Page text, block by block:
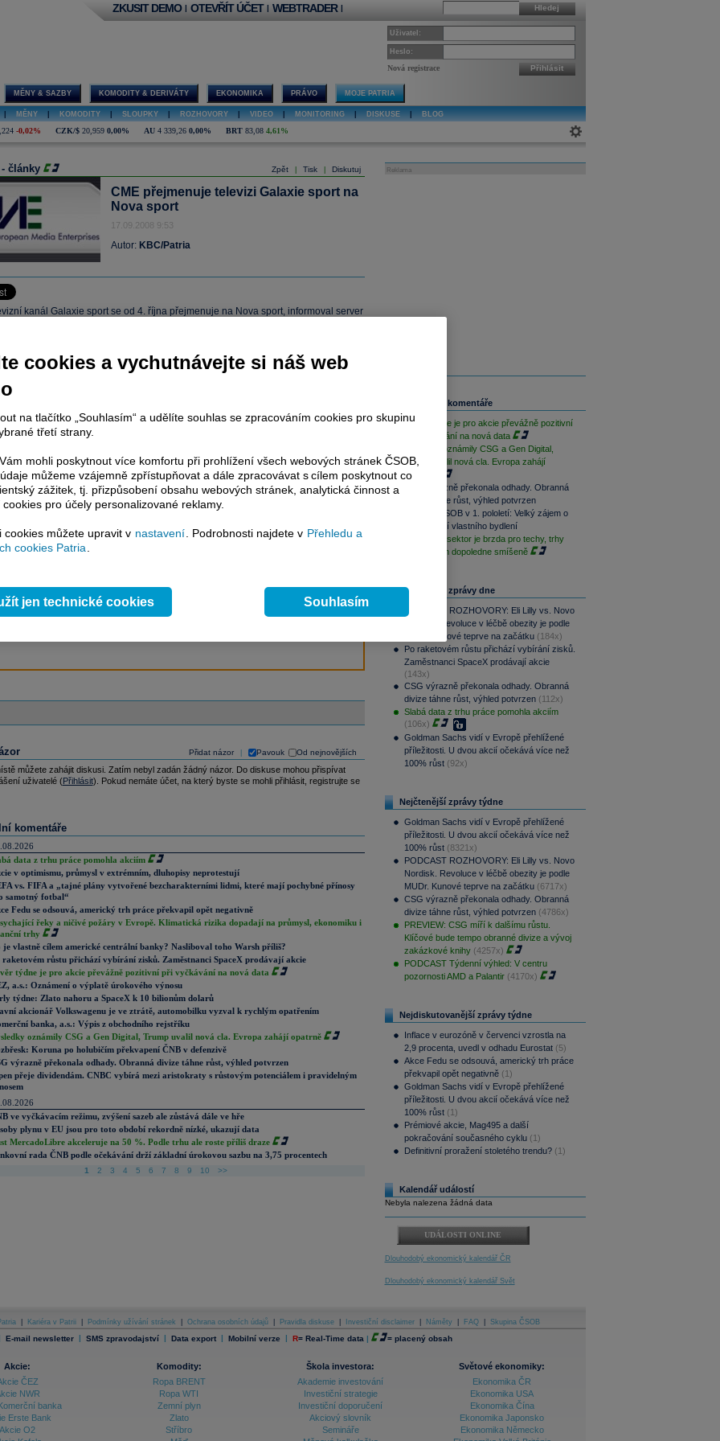
Hledej
ZKUSIT DEMO | OTEVŘÍT ÚČET | WEBTRADER |
Uživatel:
Heslo:
Nová registrace Přihlásit
MĚNY & SAZBY KOMODITY & DERIVÁTY EKONOMIKA PRÁVO MOJE PATRIA
MĚNY KOMODITY SLOUPKY ROZHOVORY VIDEO MONITORING DISKUSE BLOG
-0,02% CZK/$ 20,959 0,00% AU 4 339,26 0,00% BRT 83,08 4,61%
Zpět Tisk Diskutuj
- články
CME přejmenuje televizi Galaxie sport na
Nova sport
17.09.2008 9:53
Autor: KBC/Patria
kanál Galaxie sport se od 4. října přejmenuje na Nova sport, informoval server
Pluspřípadně uživatelům platformy Patria Direct. Pokud jste klientem
služeb, potom je nutné se
placeného informačního servisu získáte
kekompletnímu zpravodajství
bez jakýchkoliv omezení. Veškeré
komentáře a horké zprávy jsou
terminálovou metodou (bez nutnosti obnovovat stránku) bez
a v plné verzi.
mailovézpravodajství,dataz finančních trhů v reálném čase, kompletní
servis, rozsáhlédatabáze
prognózy
avaluace, ekonomickéfundamenty kalkulátory...více
Přidat názor Pavouk Od nejnovějších
můžete zahájit diskusi. Zatím nebyl zadán žádný názor. Do diskuse mohou přispívat
uživatelé (Přihlásit). Pokud nemáte účet, na který byste se mohli přihlásit, registrujte se
komentáře
data z trhu práce pomohla akciím
v optimismu, průmysl v extrémním, dluhopisy neprotestují
vs. FIFA a „tajné plány vytvořené bezcharakterními lidmi, které mají pochybné přínosy
samotný fotbal“
Fedu se odsouvá, americký trh práce překvapil opět negativně
řeky a ničivé požáry v Evropě. Klimatická rizika dopadají na průmysl, ekonomiku i
trhy
je vlastně cílem americké centrální banky? Nasliboval toho Warsh příliš?
raketovém růstu přichází vybírání zisků. Zaměstnanci SpaceX prodávají akcie
týdne je pro akcie převážně pozitivní při vyčkávání na nová data
a.s.: Oznámení o výplatě úrokového výnosu
týdne: Zlato nahoru a SpaceX k 10 bilionům dolarů
akcionář Volkswagenu je ve ztrátě, automobilku vyzval k rychlým opatřením
banka, a.s.: Výpis z obchodního rejstříku
oznámily CSG a Gen Digital, Trump uvalil nová cla. Evropa zahájí opatrně
Koruna po holubičím překvapení ČNB v defenzivě
výrazně překonala odhady. Obranná divize táhne růst, výhled potvrzen
přeje dividendám. CNBC vybírá mezi aristokraty s růstovým potenciálem i pravidelným
ve vyčkávacím režimu, zvýšení sazeb ale zůstává dále ve hře
plynu v EU jsou pro toto období rekordně nízké, ukazují data
MercadoLibre akceleruje na 50 %. Podle trhu ale roste příliš draze
rada ČNB podle očekávání drží základní úrokovou sazbu na 3,75 procentech
1 2 3 4 5 6 7 8 9 10 >>
Reklama
Související komentáře
Závěr týdne je pro akcie převážně pozitivní
při vyčkávání na nová data
Výsledky oznámily CSG a Gen Digital,
Trump uvalil nová cla. Evropa zahájí
opatrně
CSG výrazně překonala odhady. Obranná
divize táhne růst, výhled potvrzen
Skupina ČSOB v 1. pololetí: Velký zájem o
financování vlastního bydlení
Paměťový sektor je brzda pro techy, trhy
jsou na tom dopoledne smíšeně
Nejčtenější zprávy dne
PODCAST ROZHOVORY: Eli Lilly vs. Novo
Nordisk. Revoluce v léčbě obezity je podle
MUDr. Kunové teprve na začátku (184x)
Po raketovém růstu přichází vybírání zisků.
Zaměstnanci SpaceX prodávají akcie
(143x)
CSG výrazně překonala odhady. Obranná
divize táhne růst, výhled potvrzen (112x)
Slabá data z trhu práce pomohla akciím
(106x)
Goldman Sachs vidí v Evropě přehlížené
příležitosti. U dvou akcií očekává více než
100% růst (92x)
Nejčtenější zprávy týdne
Goldman Sachs vidí v Evropě přehlížené
příležitosti. U dvou akcií očekává více než
100% růst (8321x)
PODCAST ROZHOVORY: Eli Lilly vs. Novo
Nordisk. Revoluce v léčbě obezity je podle
MUDr. Kunové teprve na začátku (6717x)
CSG výrazně překonala odhady. Obranná
divize táhne růst, výhled potvrzen (4786x)
PREVIEW: CSG míří k dalšímu růstu.
Klíčové bude tempo obranné divize a vývoj
zakázkové knihy (4257x)
PODCAST Týdenní výhled: V centru
pozornosti AMD a Palantir (4170x)
Nejdiskutovanější zprávy týdne
Inflace v eurozóně v červenci vzrostla na
2,9 procenta, uvedl v odhadu Eurostat (5)
Akce Fedu se odsouvá, americký trh práce
překvapil opět negativně (1)
Goldman Sachs vidí v Evropě přehlížené
příležitosti. U dvou akcií očekává více než
100% růst (1)
Prémiové akcie, Mag495 a další
pokračování současného cyklu (1)
Definitivní proražení stoletého trendu? (1)
Kalendář událostí
Nebyla nalezena žádná data
UDÁLOSTI ONLINE
Dlouhodobý ekonomický kalendář ČR
Dlouhodobý ekonomický kalendář Svět
Kariéra v Patrii Podmínky užívání stránek Ochrana osobních údajů Pravidla diskuse Investiční disclaimer Náměty FAQ Skupina ČSOB
E-mail newsletter | SMS zpravodajství | Data export | Mobilní verze | R= Real-Time data | = placený obsah
Akcie:
ČEZ
NWR
banka
Erste Bank
Akcie O2
Komodity:
Ropa BRENT
Ropa WTI
Zemní plyn
Zlato
Stříbro
Škola investora:
Akademie investování
Investiční strategie
Investiční doporučení
Akciový slovník
Semináře
Světové ekonomiky:
Ekonomika ČR
Ekonomika USA
Ekonomika Čína
Ekonomika Japonsko
Ekonomika Německo
cookies a vychutnávejte si náš web
na tlačítko „Souhlasím“ a udělíte souhlas se zpracováním cookies pro skupinu
třetí strany.
mohli poskytnout více komfortu při prohlížení všech webových stránek ČSOB,
můžeme vzájemně zpřístupňovat a dále zpracovávat s cílem poskytnout co
zážitek, tj. přizpůsobení obsahu webových stránek, analytická činnost a
pro účely personalizované reklamy.
cookies můžete upravit v nastavení . Podrobnosti najdete v Přehledu a
cookies Patria
jen technické cookies Souhlasím